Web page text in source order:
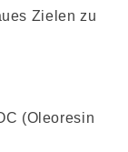
Zielen zu
(Oleoresin